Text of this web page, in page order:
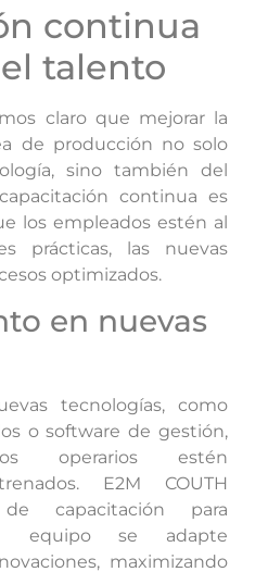
continua
talento
claro que mejorar la
de producción no solo
sino también del
continua es
los empleados estén al
prácticas, las nuevas
optimizados.
en nuevas
tecnologías, como
o software de gestión,
operarios estén
E2M COUTH
capacitación para
equipo se adapte
maximizando